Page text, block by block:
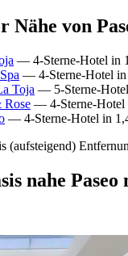
Nähe von
— 4-Sterne-Hotel in
— 4-Sterne-Hotel in
Toja — 5-Sterne-
Rose — 4-Sterne-Hotel
— 4-Sterne-Hotel in
(aufsteigend)
nahe